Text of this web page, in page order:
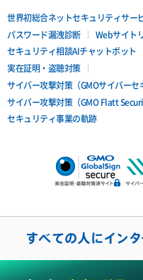
世界初総合ネットセキュリティサー
パスワード漏洩診断
Webサイト
セキュリティ相談AIチャットボット
実在証明・盗聴対策
サイバー攻撃対策（GMOサイバーセ
サイバー攻撃対策（GMO Flatt
セキュリティ事業の軌跡